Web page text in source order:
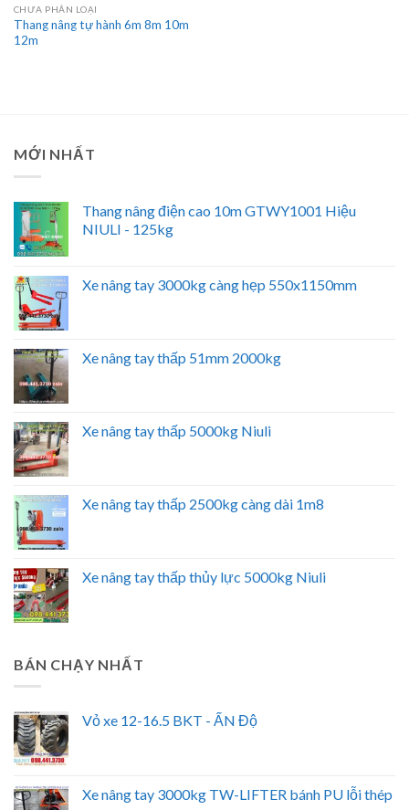
CHƯA PHÂN LOẠI
Thang nâng tự hành 6m 8m 10m
12m
MỚI NHẤT
Thang nâng điện cao 10m GTWY1001 Hiệu
NIULI - 125kg
Xe nâng tay 3000kg càng hẹp 550x1150mm
Xe nâng tay thấp 51mm 2000kg
Xe nâng tay thấp 5000kg Niuli
Xe nâng tay thấp 2500kg càng dài 1m8
Xe nâng tay thấp thủy lực 5000kg Niuli
BÁN CHẠY NHẤT
Vỏ xe 12-16.5 BKT - ẤN Độ
Xe nâng tay 3000kg TW-LIFTER bánh PU lỗi thép